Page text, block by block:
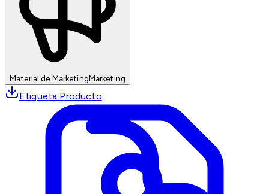
Material de MarketingMarketing
Etiqueta Producto